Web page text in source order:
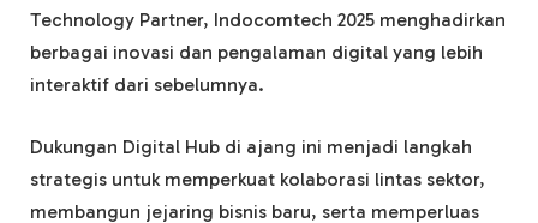
Technology Partner, Indocomtech 2025 menghadirkan
berbagai inovasi dan pengalaman digital yang lebih
interaktif dari sebelumnya.
Dukungan Digital Hub di ajang ini menjadi langkah
strategis untuk memperkuat kolaborasi lintas sektor,
membangun jejaring bisnis baru, serta memperluas